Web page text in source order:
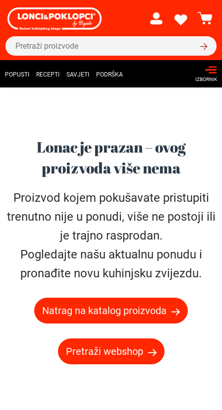
POPUSTI RECEPTI SAVJETI PODRŠKA
IZBORNIK
Lonac je prazan – ovog
proizvoda više nema
Proizvod kojem pokušavate pristupiti
trenutno nije u ponudi, više ne postoji ili
je trajno rasprodan.
Pogledajte našu aktualnu ponudu i
pronađite novu kuhinjsku zvijezdu.
Natrag na katalog proizvoda
Pretraži webshop